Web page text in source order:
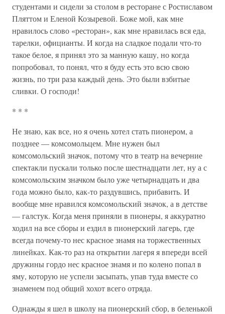
студентами и сидели за столом в ресторане с Ростиславом
Пляттом и Еленой Козыревой. Боже мой, как мне
нравилось слово «ресторан», как мне нравилась вся еда,
тарелки, официанты. И когда на сладкое подали что-то
такое белое, я принял это за манную кашу, но когда
попробовал, то понял, что я буду есть это всю свою
жизнь, по три раза каждый день. Это были взбитые
сливки. О господи!
* * *
Не знаю, как все, но я очень хотел стать пионером, а
позднее — комсомольцем. Мне нужен был
комсомольский значок, потому что в театр на вечерние
спектакли пускали только после шестнадцати лет, ну а с
комсомольским значком было уже четырнадцать и два
года можно было, как-то раздувшись, прибавить. И
вообще мне нравился комсомольский значок, а в детстве
— галстук. Когда меня приняли в пионеры, я аккуратно
ходил на все сборы и ездил в пионерский лагерь, где
всегда почему-то нес красное знамя на торжественных
линейках. Как-то раз на открытии лагеря я впереди всей
дружины гордо нес красное знамя и по колено попал в
яму, которую не успели засыпать, упав туда вместе со
знаменем под общий хохот всего отряда.
Однажды я шел в школу на пионерский сбор, в беленькой